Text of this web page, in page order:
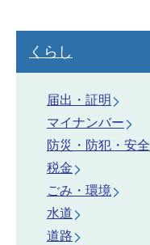
くらし
届出・証明
マイナンバー
防災・防犯・安全
税金
ごみ・環境
水道
道路